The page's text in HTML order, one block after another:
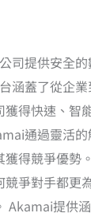
司提供安全的
涵蓋了從企業
得快速、智
通過靈活
獲得競爭優勢
爭對手都更
Akamai提供